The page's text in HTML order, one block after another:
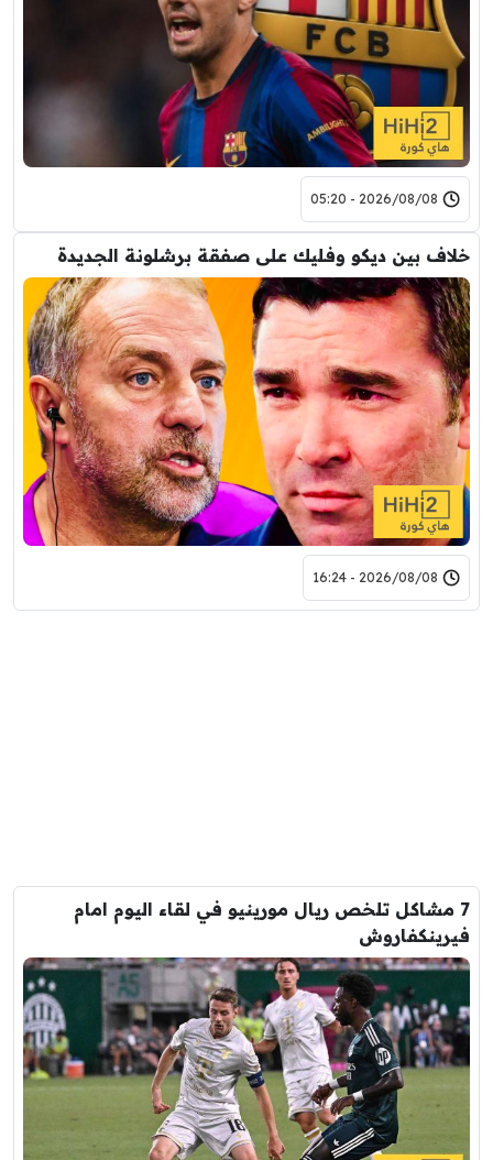
2026/08/08 - 05:20
خلاف بين ديكو وفليك على صفقة برشلونة الجديدة
2026/08/08 - 16:24
7 مشاكل تلخص ريال مورينيو في لقاء اليوم امام
فيرينكفاروش